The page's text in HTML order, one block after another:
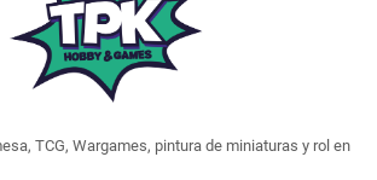
TCG, Wargames, pintura de miniaturas y rol en